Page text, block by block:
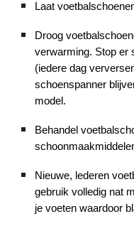
Laat
Droog
verwarming. Stop er
(iedere dag
schoenspanner
model.
Behandel
Nieuwe, lederen
gebruik volledig nat
je voeten waardoor